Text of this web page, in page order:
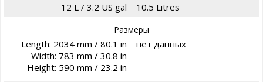
12 L / 3.2 US gal 10.5 Litres
Размеры
Length: 2034 mm / 80.1 in
Width: 783 mm / 30.8 in
Height: 590 mm / 23.2 in
нет данных